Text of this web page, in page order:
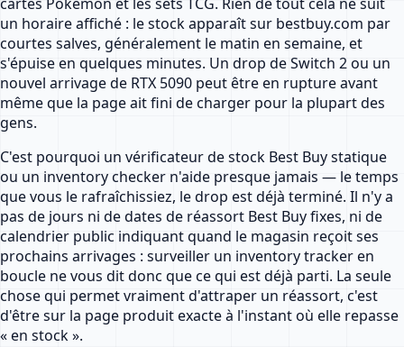
cartes Pokemon et les sets TCG. Rien de tout cela ne suit
un horaire affiché : le stock apparaît sur bestbuy.com par
courtes salves, généralement le matin en semaine, et
s'épuise en quelques minutes. Un drop de Switch 2 ou un
nouvel arrivage de RTX 5090 peut être en rupture avant
même que la page ait fini de charger pour la plupart des
gens.
C'est pourquoi un vérificateur de stock Best Buy statique
ou un inventory checker n'aide presque jamais — le temps
que vous le rafraîchissiez, le drop est déjà terminé. Il n'y a
pas de jours ni de dates de réassort Best Buy fixes, ni de
calendrier public indiquant quand le magasin reçoit ses
prochains arrivages : surveiller un inventory tracker en
boucle ne vous dit donc que ce qui est déjà parti. La seule
chose qui permet vraiment d'attraper un réassort, c'est
d'être sur la page produit exacte à l'instant où elle repasse
« en stock ».